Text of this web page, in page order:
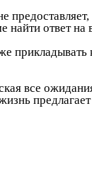
найти ответ на
все